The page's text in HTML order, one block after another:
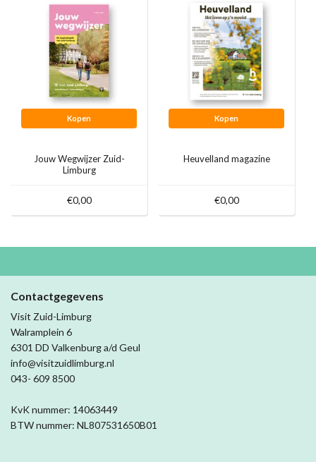
Kopen
Jouw Wegwijzer Zuid-
Limburg
€0,00
Kopen
Heuvelland magazine
€0,00
Contactgegevens
Visit Zuid-Limburg
Walramplein 6
6301 DD Valkenburg a/d Geul
info@visitzuidlimburg.nl
043- 609 8500
KvK nummer: 14063449
BTW nummer: NL807531650B01